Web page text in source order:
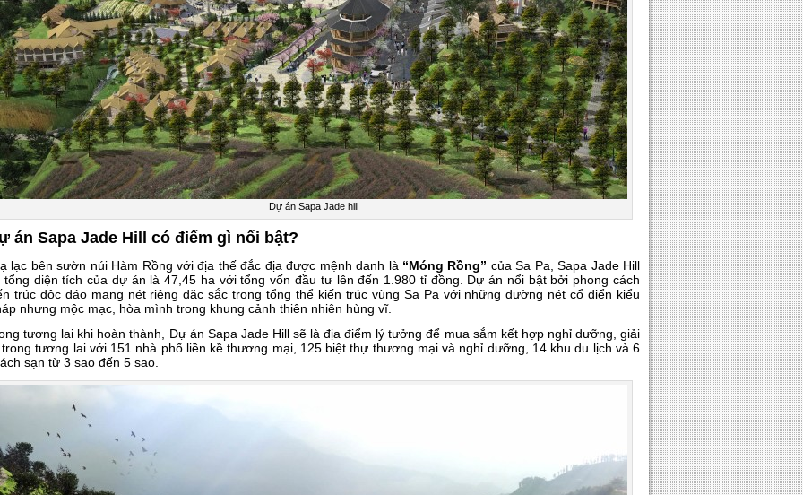
Dự án Sapa Jade hill
án Sapa Jade Hill có điểm gì nổi bật?
lạc bên sườn núi Hàm Rồng với địa thế đắc địa được mệnh danh là “Móng Rồng” của Sa Pa, Sapa Jade Hill
tổng diện tích của dự án là 47,45 ha với tổng vốn đầu tư lên đến 1.980 tỉ đồng. Dự án nổi bật bởi phong cách
trúc độc đáo mang nét riêng đặc sắc trong tổng thể kiến trúc vùng Sa Pa với những đường nét cổ điển kiểu
nhưng mộc mạc, hòa mình trong khung cảnh thiên nhiên hùng vĩ.
tương lai khi hoàn thành, Dự án Sapa Jade Hill sẽ là địa điểm lý tưởng để mua sắm kết hợp nghỉ dưỡng, giải
tương lai với 151 nhà phố liền kề thương mại, 125 biệt thự thương mại và nghỉ dưỡng, 14 khu du lịch và 6
sạn từ 3 sao đến 5 sao.